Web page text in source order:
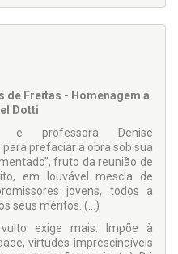
Freitas - Homenagem a
Dotti
e professora Denise
prefaciar a obra sob sua
fruto da reunião de
em louvável mescla de
jovens, todos a
seus méritos. (...)
exige mais. Impõe à
virtudes imprescindíveis